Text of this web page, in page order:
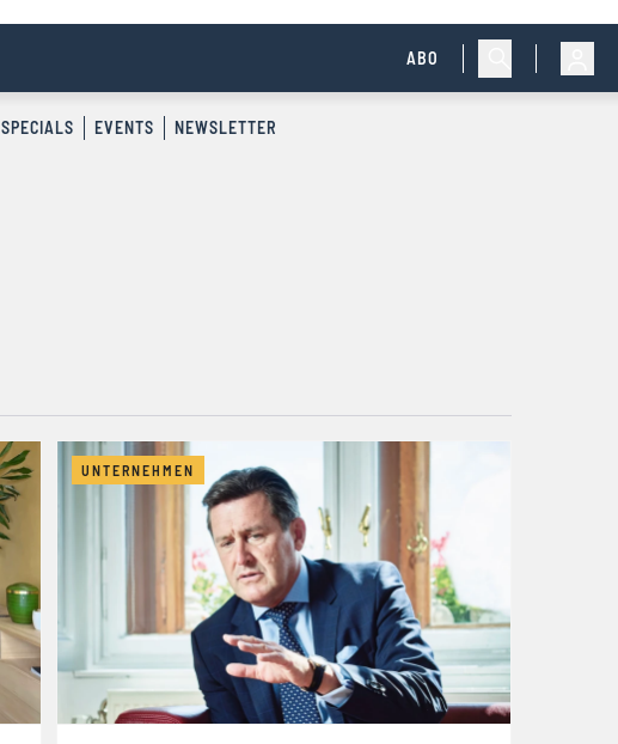
ABO
SPECIALS EVENTS NEWSLETTER
UNTERNEHMEN